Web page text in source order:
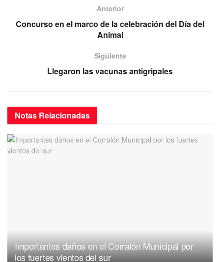
o p
a
m
Anterior
Concurso en el marco de la celebración del Día del
Animal
Siguiente
Llegaron las vacunas antigripales
Notas Relacionadas
Importantes daños en el Corralón Municipal por
los fuertes vientos del sur